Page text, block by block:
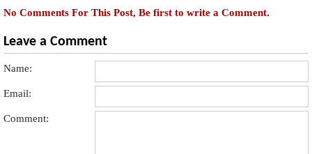
No Comments For This Post, Be first to write a Comment.
Leave a Comment
Name:
Email:
Comment: